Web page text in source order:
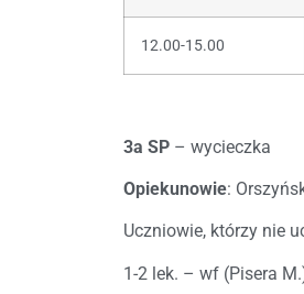
12.00-15.00
3a SP – wycieczka
Opiekunowie:
Uczniowie, którzy nie
1-2 lek. – wf (Pisera